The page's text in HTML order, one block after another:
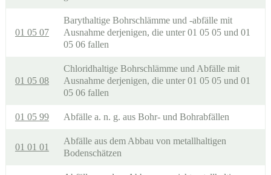
01 05 07
Barythaltige Bohrschlämme und -abfälle mit
Ausnahme derjenigen, die unter 01 05 05 und 01
05 06 fallen
01 05 08
Chloridhaltige Bohrschlämme und Abfälle mit
Ausnahme derjenigen, die unter 01 05 05 und 01
05 06 fallen
01 05 99 Abfälle a. n. g. aus Bohr- und Bohrabfällen
01 01 01
Abfälle aus dem Abbau von metallhaltigen
Bodenschätzen